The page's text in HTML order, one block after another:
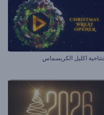
اكليل الكريسماس